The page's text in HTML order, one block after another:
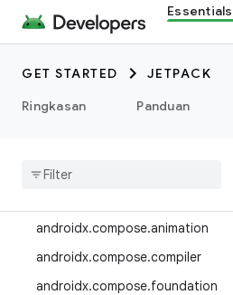
Essentials
GET STARTED
JETPACK
Ringkasan
Panduan
androidx.camera.media3
androidx.car
androidx.car.app
androidx
androidx.compose.animation
androidx.compose.compiler
androidx.compose.foundation